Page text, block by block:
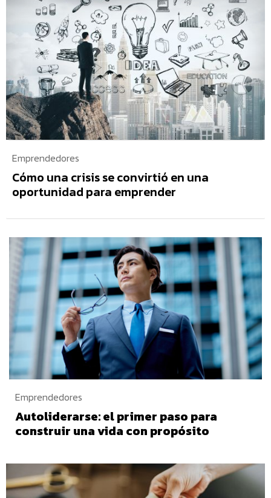
Emprendedores
Cómo una crisis se convirtió en una
oportunidad para emprender
Emprendedores
Autoliderarse: el primer paso para
construir una vida con propósito